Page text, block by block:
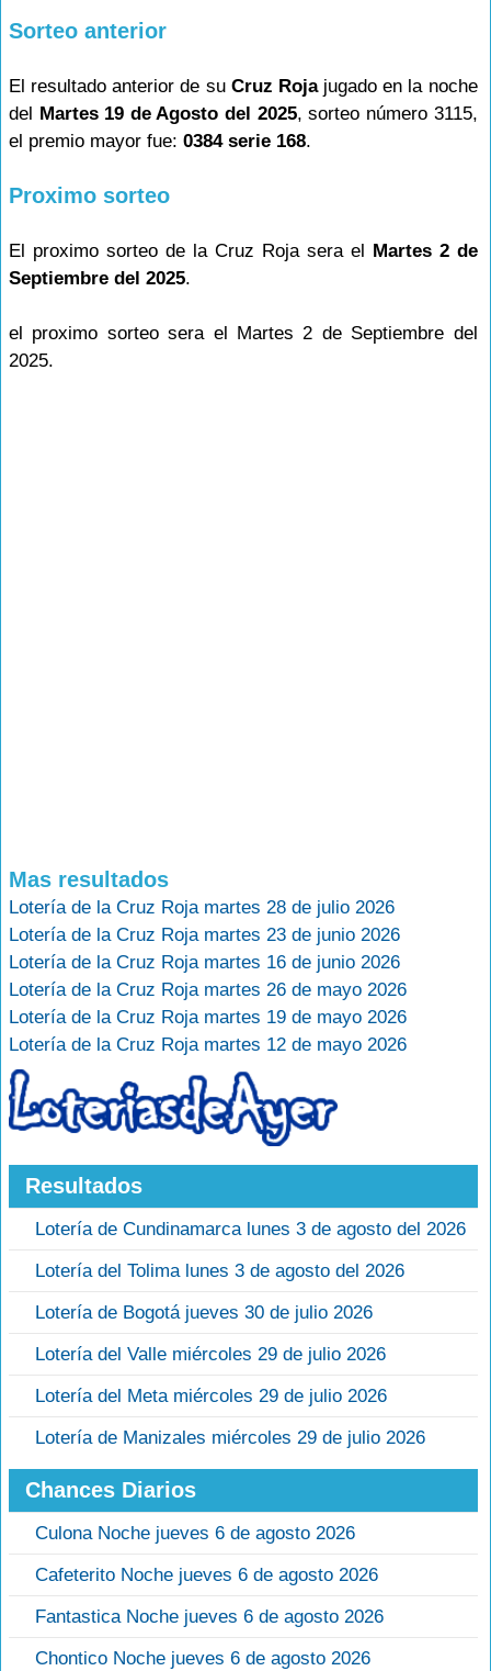
Sorteo anterior
El resultado anterior de su Cruz Rojajugado en la noche
del Martes 19 de Agosto del 2025, sorteo número 3115,
el premio mayor fue: 0384 serie 168.
Proximo sorteo
El proximo sorteo de la Cruz Roja sera el Martes 2 de
Septiembre del 2025.
el proximo sorteo sera el Martes 2 de Septiembre del
2025.
Mas resultados
Lotería de la Cruz Roja martes 28 de julio 2026
Lotería de la Cruz Roja martes 23 de junio 2026
Lotería de la Cruz Roja martes 16 de junio 2026
Lotería de la Cruz Roja martes 26 de mayo 2026
Lotería de la Cruz Roja martes 19 de mayo 2026
Lotería de la Cruz Roja martes 12 de mayo 2026
Resultados
Lotería de Cundinamarca lunes 3 de agosto del 2026
Lotería del Tolima lunes 3 de agosto del 2026
Lotería de Bogotá jueves 30 de julio 2026
Lotería del Valle miércoles 29 de julio 2026
Lotería del Meta miércoles 29 de julio 2026
Lotería de Manizales miércoles 29 de julio 2026
Chances Diarios
Culona Noche jueves 6 de agosto 2026
Cafeterito Noche jueves 6 de agosto 2026
Fantastica Noche jueves 6 de agosto 2026
Chontico Noche jueves 6 de agosto 2026